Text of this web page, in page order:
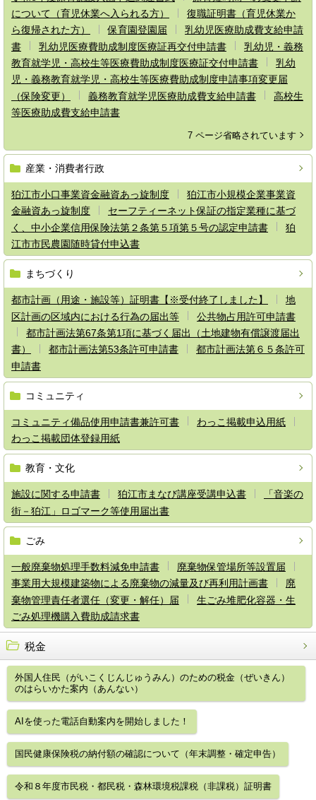
について（育児休業へ入られる方）
復職証明書（育児休業か
ら復帰された方）
保育園登園届
乳幼児医療助成費支給申請
書
乳幼児医療費助成制度医療証再交付申請書
乳幼児・義務
教育就学児・高校生等医療費助成制度医療証交付申請書
乳幼
児・義務教育就学児・高校生等医療費助成制度申請事項変更届
（保険変更）
義務教育就学児医療助成費支給申請書
高校生
等医療助成費支給申請書
7 ページ省略されています
産業・消費者行政
狛江市小口事業資金融資あっ旋制度
狛江市小規模企業事業資
金融資あっ旋制度
セーフティーネット保証の指定業種に基づ
く、中小企業信用保険法第２条第５項第５号の認定申請書
狛
江市市民農園随時貸付申込書
まちづくり
都市計画（用途・施設等）証明書【※受付終了しました】
地
区計画の区域内における行為の届出等
公共物占用許可申請書
都市計画法第67条第1項に基づく届出（土地建物有償譲渡届出
書）
都市計画法第53条許可申請書
都市計画法第６５条許可
申請書
コミュニティ
コミュニティ備品使用申請書兼許可書
わっこ掲載申込用紙
わっこ掲載団体登録用紙
教育・文化
施設に関する申請書 狛江市まなび講座受講申込書
「音楽の
街－狛江」ロゴマーク等使用届出書
ごみ
一般廃棄物処理手数料減免申請書
廃棄物保管場所等設置届
事業用大規模建築物による廃棄物の減量及び再利用計画書
廃
棄物管理責任者選任（変更・解任）届
生ごみ堆肥化容器・生
ごみ処理機購入費助成請求書
税金
外国人住民（がいこくじんじゅうみん）のための税金（ぜいきん）
のはらいかた案内（あんない）
AIを使った電話自動案内を開始しました！
国民健康保険税の納付額の確認について（年末調整・確定申告）
令和８年度市民税・都民税・森林環境税課税（非課税）証明書